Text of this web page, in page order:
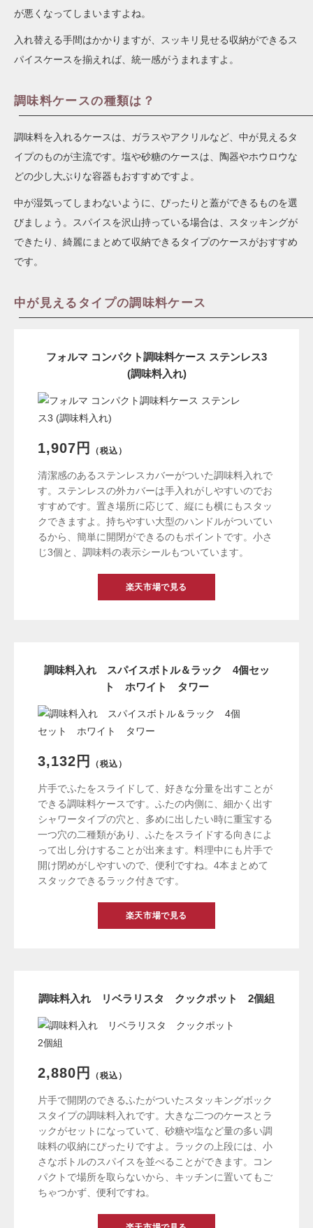
が悪くなってしまいますよね。
入れ替える手間はかかりますが、スッキリ見せる収納ができるス
パイスケースを揃えれば、統一感がうまれますよ。
調味料ケースの種類は？
調味料を入れるケースは、ガラスやアクリルなど、中が見えるタ
イプのものが主流です。塩や砂糖のケースは、陶器やホウロウな
どの少し大ぶりな容器もおすすめですよ。
中が湿気ってしまわないように、ぴったりと蓋ができるものを選
びましょう。スパイスを沢山持っている場合は、スタッキングが
できたり、綺麗にまとめて収納できるタイプのケースがおすすめ
です。
中が見えるタイプの調味料ケース
フォルマ コンパクト調味料ケース ステンレス3
(調味料入れ)
1,907円 （税込）
清潔感のあるステンレスカバーがついた調味料入れで
す。ステンレスの外カバーは手入れがしやすいのでお
すすめです。置き場所に応じて、縦にも横にもスタッ
クできますよ。持ちやすい大型のハンドルがついてい
るから、簡単に開閉ができるのもポイントです。小さ
じ3個と、調味料の表示シールもついています。
楽天市場で見る
調味料入れ スパイスボトル＆ラック 4個セッ
ト ホワイト タワー
3,132円 （税込）
片手でふたをスライドして、好きな分量を出すことが
できる調味料ケースです。ふたの内側に、細かく出す
シャワータイプの穴と、多めに出したい時に重宝する
一つ穴の二種類があり、ふたをスライドする向きによ
って出し分けすることが出来ます。料理中にも片手で
開け閉めがしやすいので、便利ですね。4本まとめて
スタックできるラック付きです。
楽天市場で見る
調味料入れ リベラリスタ クックポット 2個組
2,880円 （税込）
片手で開閉のできるふたがついたスタッキングボック
スタイプの調味料入れです。大きな二つのケースとラ
ックがセットになっていて、砂糖や塩など量の多い調
味料の収納にぴったりですよ。ラックの上段には、小
さなボトルのスパイスを並べることができます。コン
パクトで場所を取らないから、キッチンに置いてもご
ちゃつかず、便利ですね。